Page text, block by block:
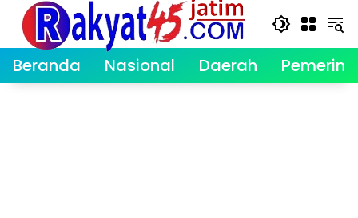
Langsung
konten
Beranda Nasional Daerah